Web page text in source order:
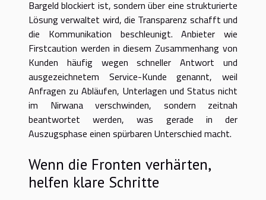
Bargeld blockiert ist, sondern über eine strukturierte
Lösung verwaltet wird, die Transparenz schafft und
die Kommunikation beschleunigt. Anbieter wie
Firstcaution werden in diesem Zusammenhang von
Kunden häufig wegen schneller Antwort und
ausgezeichnetem Service-Kunde genannt, weil
Anfragen zu Abläufen, Unterlagen und Status nicht
im Nirwana verschwinden, sondern zeitnah
beantwortet werden, was gerade in der
Auszugsphase einen spürbaren Unterschied macht.
Wenn die Fronten verhärten,
helfen klare Schritte